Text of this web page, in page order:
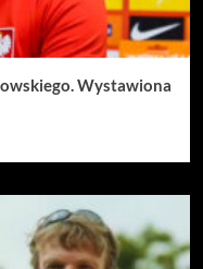
Wystawiona